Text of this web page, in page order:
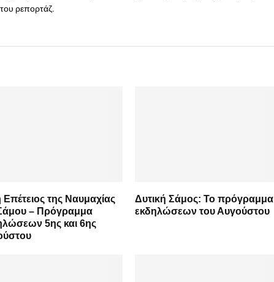
του ρεπορτάζ.
Επέτειος της Ναυμαχίας
– Πρόγραμμα
5ης και 6ης
Δυτική Σάμος: Το πρόγραμμα
εκδηλώσεων του Αυγούστου